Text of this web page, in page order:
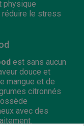
physique
réduire le stress
est sans aucun
douce et
mangue et de
citronnés
avec des